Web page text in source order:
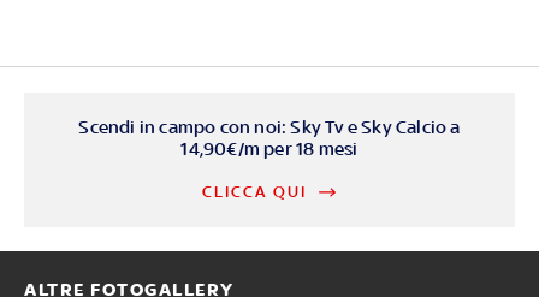
Scendi in campo con noi: Sky Tv e Sky Calcio a
14,90€/m per 18 mesi
CLICCA QUI
ALTRE FOTOGALLERY